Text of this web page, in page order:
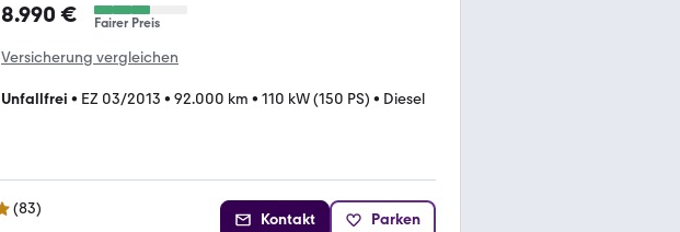
8.990 € Fairer Preis
Versicherung vergleichen
Unfallfrei • EZ 03/2013 • 92.000 km • 110 kW (150 PS) • Diesel
(83)
Kontakt Parken